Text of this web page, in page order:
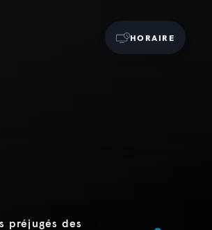
HORAIRE
préjugés des